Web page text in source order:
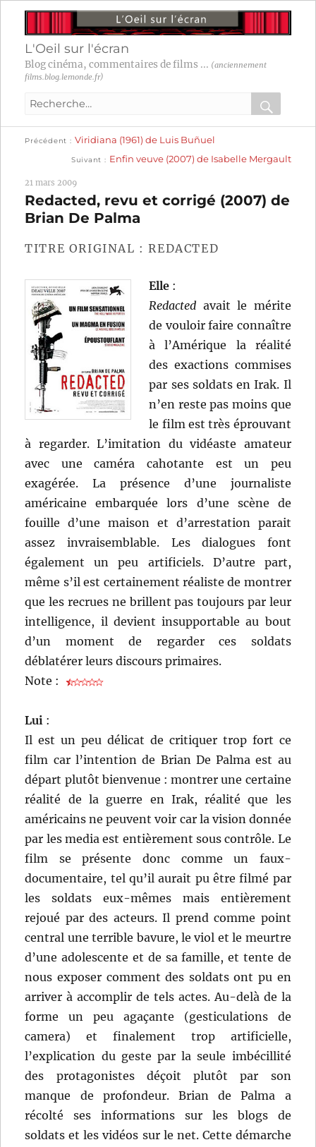
L'Oeil sur l'écran
Blog cinéma, commentaires de films ... (anciennement
films.blog.lemonde.fr)
Recherche
:
OK
Navigation
l’article
Précédent
précédente :
Viridiana (1961) de Luis Buñuel
Suivant
suivante :
Enfin veuve (2007) de Isabelle Mergault
21 mars 2009
Redacted, revu et corrigé (2007) de
Brian De Palma
TITRE ORIGINAL : REDACTED
Elle :
Redacted avait le mérite
de vouloir faire connaître
à l’Amérique la réalité
des exactions commises
par ses soldats en Irak. Il
n’en reste pas moins que
le film est très éprouvant
à regarder. L’imitation du vidéaste amateur
avec une caméra cahotante est un peu
exagérée. La présence d’une journaliste
américaine embarquée lors d’une scène de
fouille d’une maison et d’arrestation parait
assez invraisemblable. Les dialogues font
également un peu artificiels. D’autre part,
même s’il est certainement réaliste de montrer
que les recrues ne brillent pas toujours par leur
intelligence, il devient insupportable au bout
d’un moment de regarder ces soldats
déblatérer leurs discours primaires.
Note :
Lui :
Il est un peu délicat de critiquer trop fort ce
film car l’intention de Brian De Palma est au
départ plutôt bienvenue : montrer une certaine
réalité de la guerre en Irak, réalité que les
américains ne peuvent voir car la vision donnée
par les media est entièrement sous contrôle. Le
film se présente donc comme un faux-
documentaire, tel qu’il aurait pu être filmé par
les soldats eux-mêmes mais entièrement
rejoué par des acteurs. Il prend comme point
central une terrible bavure, le viol et le meurtre
d’une adolescente et de sa famille, et tente de
nous exposer comment des soldats ont pu en
arriver à accomplir de tels actes. Au-delà de la
forme un peu agaçante (gesticulations de
camera) et finalement trop artificielle,
l’explication du geste par la seule imbécillité
des protagonistes déçoit plutôt par son
manque de profondeur. Brian de Palma a
récolté ses informations sur les blogs de
soldats et les vidéos sur le net. Cette démarche